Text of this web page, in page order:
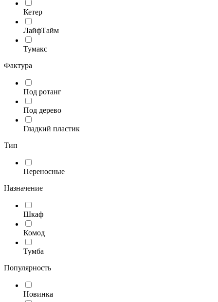
Кетер
ЛайфТайм
Тумакс
Фактура
Под ротанг
Под дерево
Гладкий пластик
Тип
Переносные
Назначение
Шкаф
Комод
Тумба
Популярность
Новинка